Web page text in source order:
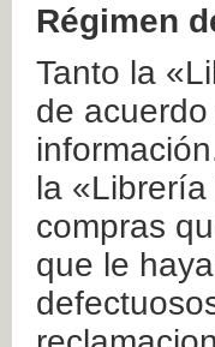
Régimen
Tanto la
de
la
compras
que le